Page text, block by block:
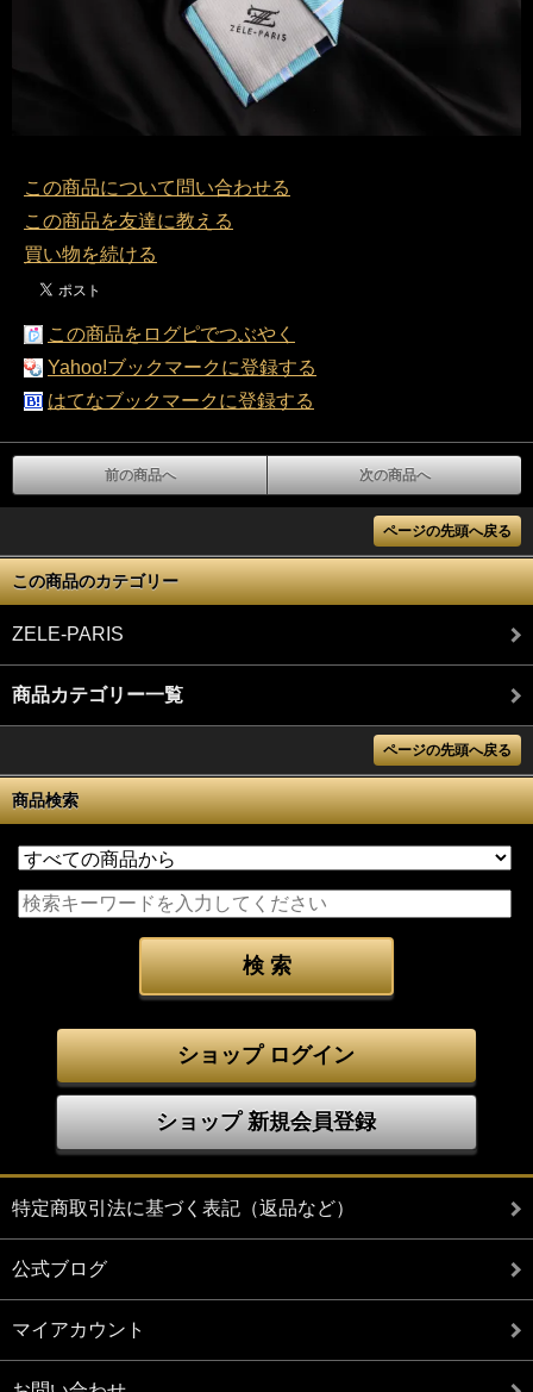
この商品について問い合わせる
この商品を友達に教える
買い物を続ける
この商品をログピでつぶやく
Yahoo!ブックマークに登録する
はてなブックマークに登録する
前の商品へ 次の商品へ
ページの先頭へ戻る
この商品のカテゴリー
ZELE-PARIS
商品カテゴリー一覧
ページの先頭へ戻る
商品検索
ショップ ログイン
ショップ 新規会員登録
特定商取引法に基づく表記（返品など）
公式ブログ
マイアカウント